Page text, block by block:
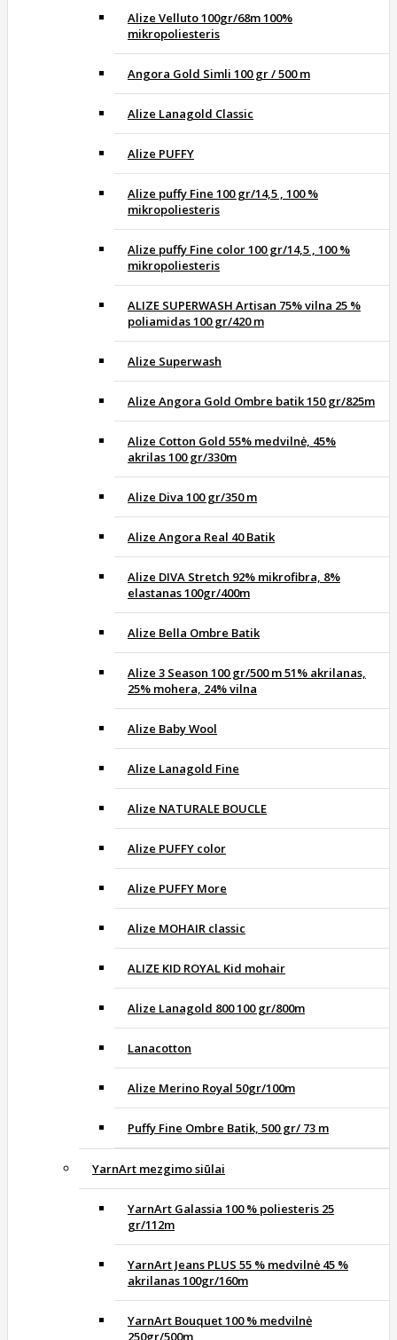
Alize Velluto 100gr/68m 100%
mikropoliesteris
Angora Gold Simli 100 gr / 500 m
Alize Lanagold Classic
Alize PUFFY
Alize puffy Fine 100 gr/14,5 , 100 %
mikropoliesteris
Alize puffy Fine color 100 gr/14,5 , 100 %
mikropoliesteris
ALIZE SUPERWASH Artisan 75% vilna 25 %
poliamidas 100 gr/420 m
Alize Superwash
Alize Angora Gold Ombre batik 150 gr/825m
Alize Cotton Gold 55% medvilnė, 45%
akrilas 100 gr/330m
Alize Diva 100 gr/350 m
Alize Angora Real 40 Batik
Alize DIVA Stretch 92% mikrofibra, 8%
elastanas 100gr/400m
Alize Bella Ombre Batik
Alize 3 Season 100 gr/500 m 51% akrilanas,
25% mohera, 24% vilna
Alize Baby Wool
Alize Lanagold Fine
Alize NATURALE BOUCLE
Alize PUFFY color
Alize PUFFY More
Alize MOHAIR classic
ALIZE KID ROYAL Kid mohair
Alize Lanagold 800 100 gr/800m
Lanacotton
Alize Merino Royal 50gr/100m
Puffy Fine Ombre Batik, 500 gr/ 73 m
YarnArt mezgimo siūlai
YarnArt Galassia 100 % poliesteris 25
gr/112m
YarnArt Jeans PLUS 55 % medvilnė 45 %
akrilanas 100gr/160m
YarnArt Bouquet 100 % medvilnė
250gr/500m